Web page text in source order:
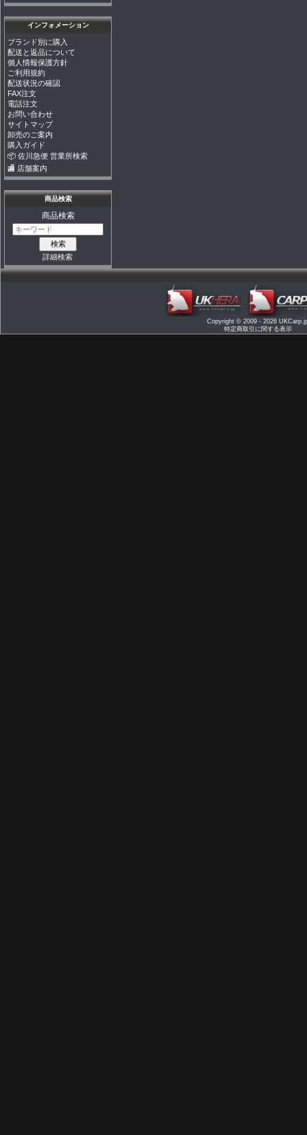
インフォメーション
ブランド別に購入
配送と返品について
個人情報保護方針
ご利用規約
配送状況の確認
FAX注文
電話注文
お問い合わせ
サイトマップ
卸売のご案内
購入ガイド
📦 佐川急便 営業所検索
🏬 店舗案内
商品検索
商品検索
詳細検索
Copyright © 2009 - 2026
特定商取引に関する表示